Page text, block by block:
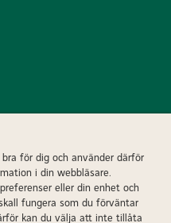
| Besöks- och
14, 432 68
för dig och använder därför
i din webbläsare.
eller din enhet och
fungera som du förväntar
kan du välja att inte tillåta